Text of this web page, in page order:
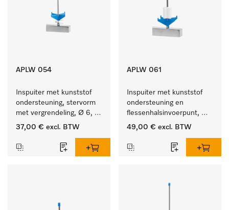
APLW 054
Inspuiter met kunststof
ondersteuning, stervorm
met vergrendeling, Ø 6,
lengte 135 mm.
37,00 € excl. BTW
APLW 061
Inspuiter met kunststof
ondersteuning en
flessenhalsinvoerpunt,
ster, Ø 6, lengte 115 mm.
49,00 € excl. BTW